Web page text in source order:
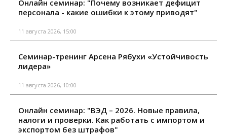
Онлайн семинар: "Почему возникает дефицит
персонала - какие ошибки к этому приводят"
11 августа 2026, 15:00
Семинар-тренинг Арсена Рябухи «Устойчивость
лидера»
11 августа 2026, 10:00
Онлайн семинар: "ВЭД – 2026. Новые правила,
налоги и проверки. Как работать с импортом и
экспортом без штрафов"